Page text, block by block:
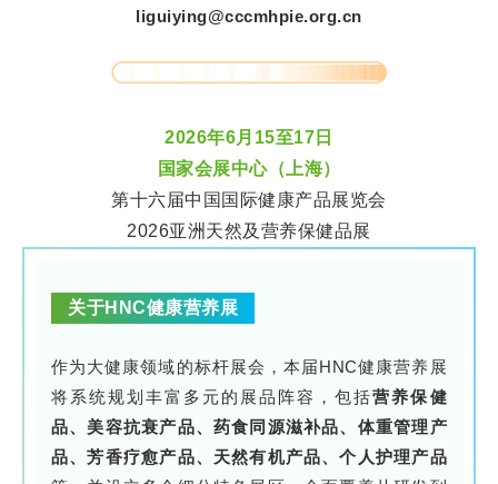
liguiying@cccmhpie.org.cn
2026年6月15至17日
国家会展中心（上海）
第十六届中国国际健康产品展览会
2026亚洲天然及营养保健品展
关于HNC健康营养展
作为大健康领域的标杆展会，本届HNC健康营养展
将系统规划丰富多元的展品阵容，包括营养保健
品、美容抗衰产品、药食同源滋补品、体重管理产
品、芳香疗愈产品、天然有机产品、个人护理产品